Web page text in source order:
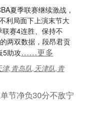
夏季联赛继续激战，
利局面下上演末节大
赛4连胜、保持不
两双数据，段昂君贡
5助攻……更多
,青岛队,天津队,青